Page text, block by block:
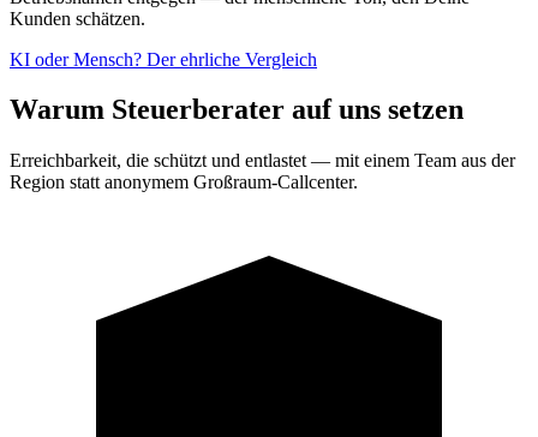
Kunden schätzen.
KI oder Mensch? Der ehrliche Vergleich
Warum Steuerberater auf uns setzen
Erreichbarkeit, die schützt und entlastet — mit einem Team aus der
Region statt anonymem Großraum-Callcenter.